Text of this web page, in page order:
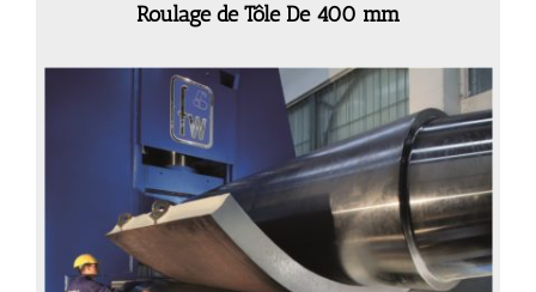
Roulage de Tôle De 400 mm